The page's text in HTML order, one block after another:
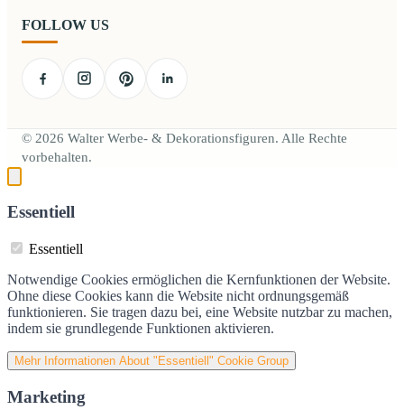
FOLLOW US
© 2026 Walter Werbe- & Dekorationsfiguren. Alle Rechte
vorbehalten.
Essentiell
Essentiell
Notwendige Cookies ermöglichen die Kernfunktionen der Website.
Ohne diese Cookies kann die Website nicht ordnungsgemäß
funktionieren. Sie tragen dazu bei, eine Website nutzbar zu machen,
indem sie grundlegende Funktionen aktivieren.
Mehr Informationen About "Essentiell" Cookie Group
Marketing